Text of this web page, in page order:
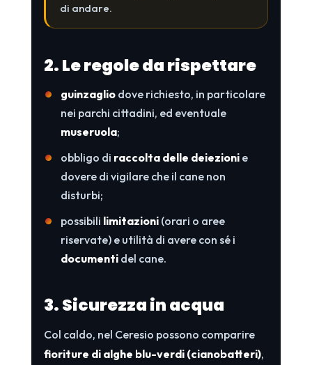
di andare.
2. Le regole da rispettare
guinzagliodove richiesto, in particolare
nei parchi cittadini, ed eventuale
museruola;
obbligo di raccolta delle deiezionie
dovere di vigilare che il cane non
disturbi;
possibili limitazioni(orari o aree
riservate) e utilità di avere con sé i
documentidel cane.
3. Sicurezza in acqua
Col caldo, nel Ceresio possono comparire
fioriture di alghe blu-verdi (cianobatteri),